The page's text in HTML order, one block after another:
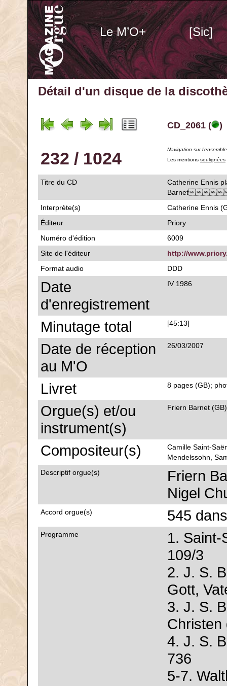
Le M’O+ [Sic]
Détail d'un disque de la
CD_2061 ( )
232 / 1024
Navigation sur
Les mentions soulignées
Titre du CD
Catherine Ennis
Interprète(s)
Catherine Ennis
Éditeur
Priory
Numéro d'édition
6009
Site de l'éditeur
http://
Format audio
DDD
Date
d'enregistrement
IV 1986
Minutage total [45:13]
Date de réception
au M'O
26/03/2007
Livret 8 pages (GB);
Orgue(s) et/ou
instrument(s)
Friern Barnet
Compositeur(s)
Camille Saint-
Mendelssohn,
Descriptif orgue(s)
Friern
Nigel
Accord orgue(s) 545
Programme
1. Saint-
109/3
2. J. S.
Gott,
3. J. S.
Christen
4. J. S.
736
5-7.